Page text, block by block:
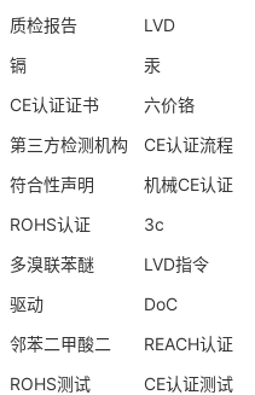
质检报告
LVD
镉
汞
CE认证证书
六价铬
第三方检测机构
CE认证流程
符合性声明
机械CE认证
ROHS认证
3c
多溴联苯醚
LVD指令
驱动
DoC
邻苯二甲酸二
REACH认证
ROHS测试
CE认证测试